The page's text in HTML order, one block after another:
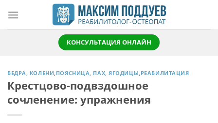
content
КОНСУЛЬТАЦИЯ ОНЛАЙН
БЕДРА, КОЛЕНИ,ПОЯСНИЦА, ПАХ, ЯГОДИЦЫ,РЕАБИЛИТАЦИЯ
Крестцово-подвздошное
сочленение: упражнения